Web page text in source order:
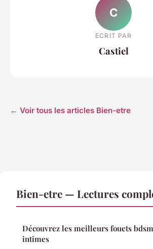
C
ECRIT PAR
Castiel
← Voir tous les articles Bien-etre
Bien-etre — Lectures
Découvrez les meilleurs fouets
intimes